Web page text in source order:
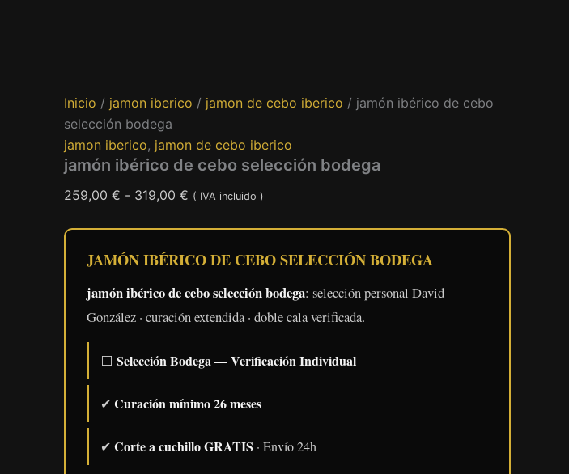
Inicio / jamon iberico / jamon de cebo iberico / jamón ibérico de cebo
selección bodega
jamon iberico, jamon de cebo iberico
jamón ibérico de cebo selección bodega
259,00 € - 319,00 € Rango
desde
hasta
319,00 €
( IVA incluido )
JAMÓN IBÉRICO DE CEBO SELECCIÓN BODEGA
jamón ibérico de cebo selección bodega: selección personal David
González · curación extendida · doble cala verificada.
⬜ Selección Bodega — Verificación Individual
✔ Curación mínimo 26 meses
✔ Corte a cuchillo GRATIS · Envío 24h